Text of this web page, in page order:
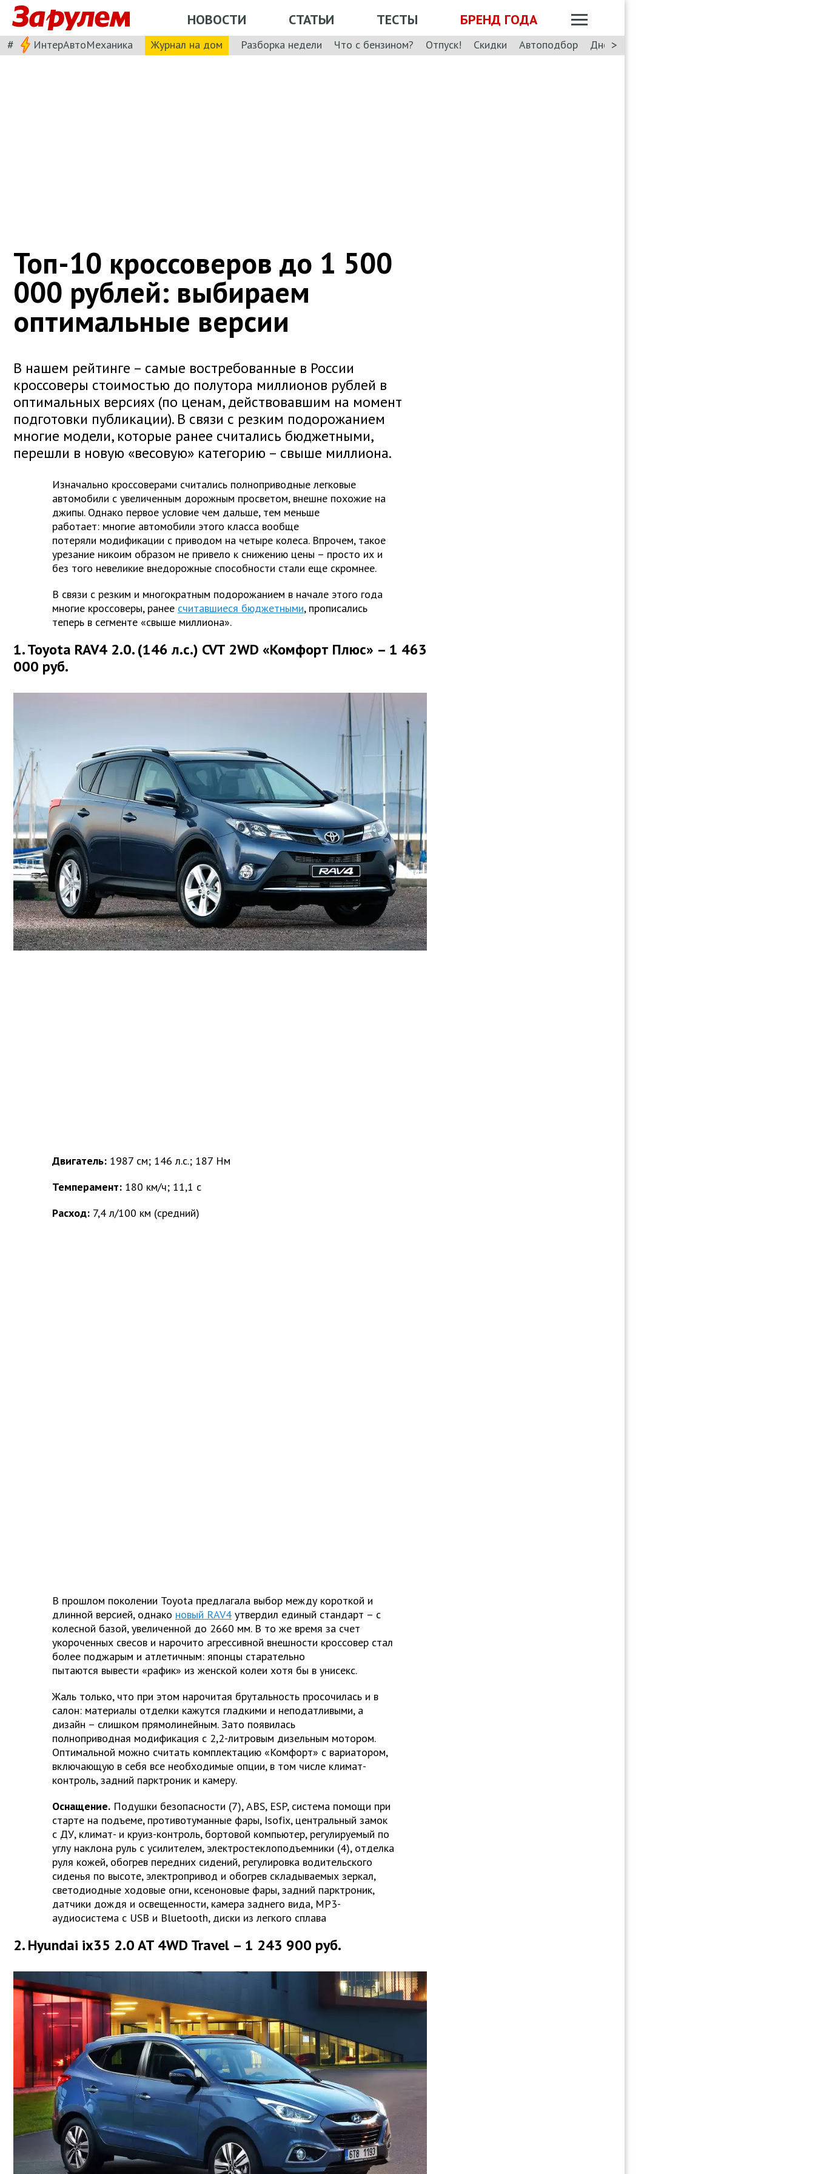
НОВОСТИ СТАТЬИ ТЕСТЫ БРЕНД ГОДА
# ИнтерАвтоМеханика Журнал на дом Разборка недели Что с бензином? Отпуск! Скидки Автоподбор Дневник: Лада Искра
>
Топ-10 кроссоверов до 1 500
000 рублей: выбираем
оптимальные версии
В нашем рейтинге – самые востребованные в России
кроссоверы стоимостью до полутора миллионов рублей в
оптимальных версиях (по ценам, действовавшим на момент
подготовки публикации). В связи с резким подорожанием
многие модели, которые ранее считались бюджетными,
перешли в новую «весовую» категорию – свыше миллиона.
Изначально кроссоверами считались полноприводные легковые
автомобили с увеличенным дорожным просветом, внешне похожие на
джипы. Однако первое условие чем дальше, тем меньше
работает: многие автомобили этого класса вообще
потеряли модификации с приводом на четыре колеса. Впрочем, такое
урезание никоим образом не привело к снижению цены – просто их и
без того невеликие внедорожные способности стали еще скромнее.
В связи с резким и многократным подорожанием в начале этого года
многие кроссоверы, ранее считавшиеся бюджетными, прописались
теперь в сегменте «свыше миллиона».
1. Toyota RAV4 2.0. (146 л.с.) CVT 2WD «Комфорт Плюс» – 1 463
000 руб.
Двигатель: 1987 см; 146 л.с.; 187 Hм
Темперамент: 180 км/ч; 11,1 с
Расход: 7,4 л/100 км (средний)
В прошлом поколении Toyota предлагала выбор между короткой и
длинной версией, однако новый RAV4 утвердил единый стандарт – с
колесной базой, увеличенной до 2660 мм. В то же время за счет
укороченных свесов и нарочито агрессивной внешности кроссовер стал
более поджарым и атлетичным: японцы старательно
пытаются вывести «рафик» из женской колеи хотя бы в унисекс.
Жаль только, что при этом нарочитая брутальность просочилась и в
салон: материалы отделки кажутся гладкими и неподатливыми, а
дизайн – слишком прямолинейным. Зато появилась
полноприводная модификация с 2,2-литровым дизельным мотором.
Оптимальной можно считать комплектацию «Комфорт» с вариатором,
включающую в себя все необходимые опции, в том числе климат-
контроль, задний парктроник и камеру.
Оснащение. Подушки безопасности (7), ABS, ESP, система помощи при
старте на подъеме, противотуманные фары, Isofix, центральный замок
с ДУ, климат- и круиз-контроль, бортовой компьютер, регулируемый по
углу наклона руль с усилителем, электростеклоподъемники (4), отделка
руля кожей, обогрев передних сидений, регулировка водительского
сиденья по высоте, электропривод и обогрев складываемых зеркал,
светодиодные ходовые огни, ксеноновые фары, задний парктроник,
датчики дождя и освещенности, камера заднего вида, MP3-
аудиосистема с USB и Bluetooth, диски из легкого сплава
2. Hyundai ix35 2.0 AT 4WD Travel – 1 243 900 руб.